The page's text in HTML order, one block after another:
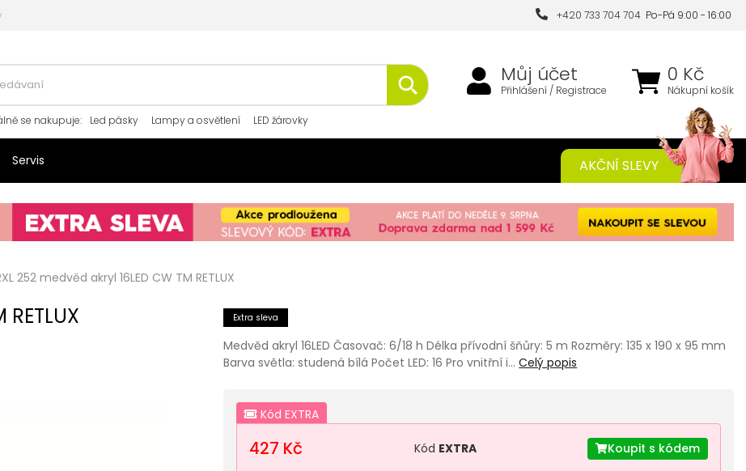
+420 733 704 704 Po-Pá 9:00 - 16:00
0 Kč
Nákupní košík
Můj účet
Přihlášení / Registrace
se nakupuje: Led pásky Lampy a osvětlení LED žárovky
Servis AKČNÍ SLEVY
252 medvěd akryl 16LED CW TM RETLUX
Extra sleva
Medvěd akryl 16LED Časovač: 6/18 h Délka přívodní šňůry: 5 m Rozměry: 135 x 190 x 95 mm
Barva světla: studená bílá Počet LED: 16 Pro vnitřní i…Celý popis
Kód EXTRA
427 Kč Kód EXTRA Koupit s kódem